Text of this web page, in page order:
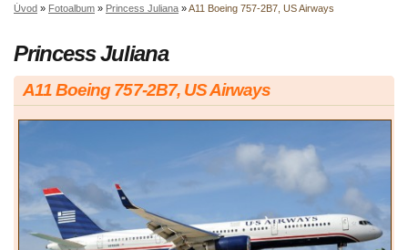
Úvod » Fotoalbum » Princess Juliana »A11 Boeing 757-2B7, US Airways
Princess Juliana
A11 Boeing 757-2B7, US Airways